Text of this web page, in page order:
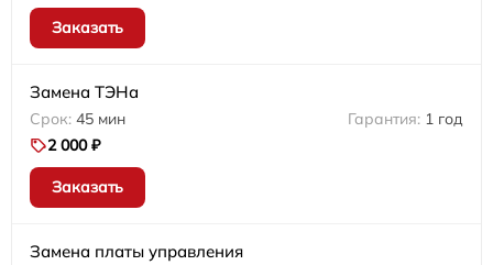
Заказать
Замена ТЭНа
45 мин
1 год
2 000 ₽
Заказать
Замена платы управления